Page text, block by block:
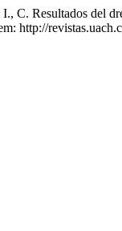
del
http://